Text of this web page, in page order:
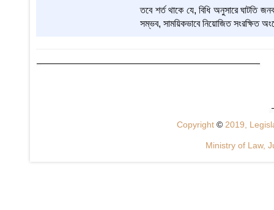
তবে শর্ত থাকে যে, বিধি অনুসারে ঘাটতি
সম্ভব, সাময়িকভাবে নিয়োজিত সংরক্ষিত
Copyright © 2019,
Ministry of Law,